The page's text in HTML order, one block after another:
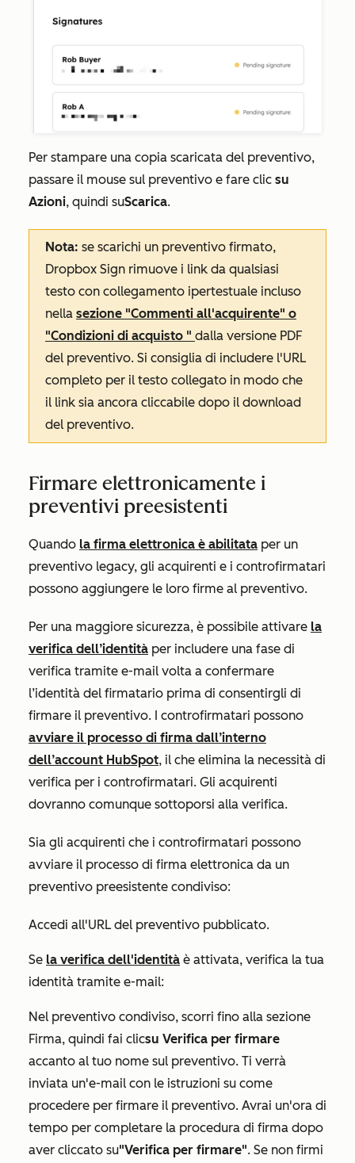
Per stampare una copia scaricata del preventivo,
passare il mouse sul preventivo e fare clic su
Azioni, quindi suScarica.
Nota: se scarichi un preventivo firmato,
Dropbox Sign rimuove i link da qualsiasi
testo con collegamento ipertestuale incluso
nella sezione "Commenti all'acquirente" o
"Condizioni di acquisto " dalla versione PDF
del preventivo. Si consiglia di includere l'URL
completo per il testo collegato in modo che
il link sia ancora cliccabile dopo il download
del preventivo.
Firmare elettronicamente i
preventivi preesistenti
Quando la firma elettronica è abilitata per un
preventivo legacy, gli acquirenti e i controfirmatari
possono aggiungere le loro firme al preventivo.
Per una maggiore sicurezza, è possibile attivare la
verifica dell’identità per includere una fase di
verifica tramite e-mail volta a confermare
l’identità del firmatario prima di consentirgli di
firmare il preventivo. I controfirmatari possono
avviare il processo di firma dall’interno
dell’account HubSpot, il che elimina la necessità di
verifica per i controfirmatari. Gli acquirenti
dovranno comunque sottoporsi alla verifica.
Sia gli acquirenti che i controfirmatari possono
avviare il processo di firma elettronica da un
preventivo preesistente condiviso:
Accedi all'URL del preventivo pubblicato.
Se la verifica dell'identità è attivata, verifica la tua
identità tramite e-mail:
Nel preventivo condiviso, scorri fino alla sezione
Firma, quindi fai clicsu Verifica per firmare
accanto al tuo nome sul preventivo. Ti verrà
inviata un'e-mail con le istruzioni su come
procedere per firmare il preventivo. Avrai un'ora di
tempo per completare la procedura di firma dopo
aver cliccato su"Verifica per firmare". Se non firmi